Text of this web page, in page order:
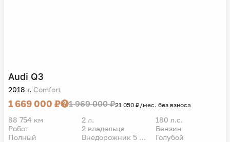
Audi Q3
2018 г. Comfort
1 669 000 ₽ 1 969 000 ₽21 050 ₽/мес. без взноса
88 754 км 2 л.
180 л.с.
Робот
2 владельца
Бензин
Полный
Внедорожник 5 дв. Голубой